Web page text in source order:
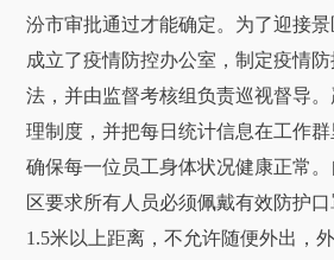
汾市审批通过才能确定。为了迎接
成立了疫情防控办公室，制定疫情
法，并由监督考核组负责巡视督导
理制度，并把每日统计信息在工作
确保每一位员工身体状况健康正常
区要求所有人员必须佩戴有效防护
1.5米以上距离，不允许随便外出，